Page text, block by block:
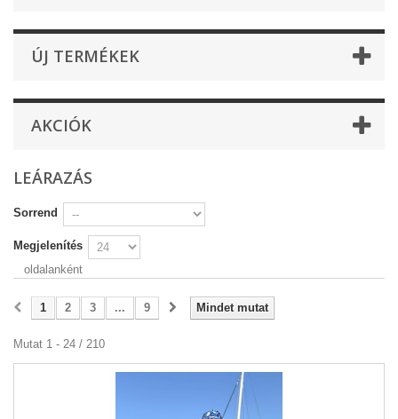
ÚJ TERMÉKEK
AKCIÓK
LEÁRAZÁS
Sorrend
Megjelenítés
oldalanként
Mindet mutat
1 2 3 ... 9
Mutat 1 - 24 / 210